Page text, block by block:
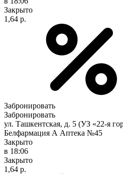
Закрыто
1,64 р.
Забронировать
Забронировать
ул. Ташкентская, д. 5 (УЗ «22-я
Белфармация А Аптека №45
Закрыто
в 18:06
Закрыто
1,64 р.